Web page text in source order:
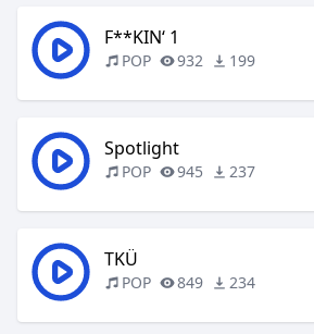
F**KIN‘ 1
POP 932 199
Spotlight
POP 945 237
TKÜ
POP 849 234